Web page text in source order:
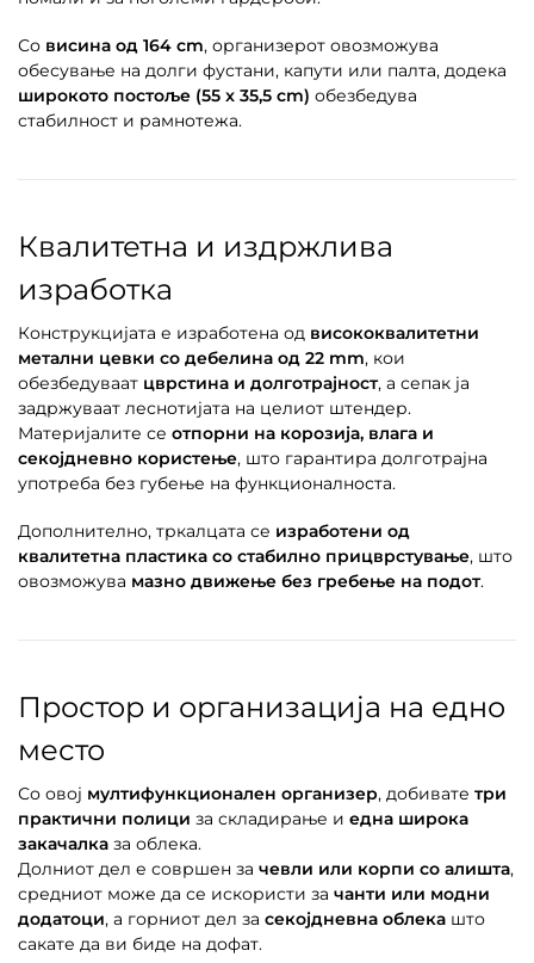
Со висина од 164 cm, организерот овозможува
обесување на долги фустани, капути или палта, додека
широкото постоље (55 x 35,5 cm) обезбедува
стабилност и рамнотежа.
Квалитетна и издржлива
изработка
Конструкцијата е изработена од висококвалитетни
метални цевки со дебелина од 22 mm, кои
обезбедуваат цврстина и долготрајност, а сепак ја
задржуваат леснотијата на целиот штендер.
Материјалите се отпорни на корозија, влага и
секојдневно користење, што гарантира долготрајна
употреба без губење на функционалноста.
Дополнително, тркалцата се изработени од
квалитетна пластика со стабилно прицврстување, што
овозможува мазно движење без гребење на подот.
Простор и организација на едно
место
Со овој мултифункционален организер, добивате три
практични полици за складирање и една широка
закачалка за облека.
Долниот дел е совршен за чевли или корпи со алишта,
средниот може да се искористи за чанти или модни
додатоци, а горниот дел за секојдневна облека што
сакате да ви биде на дофат.